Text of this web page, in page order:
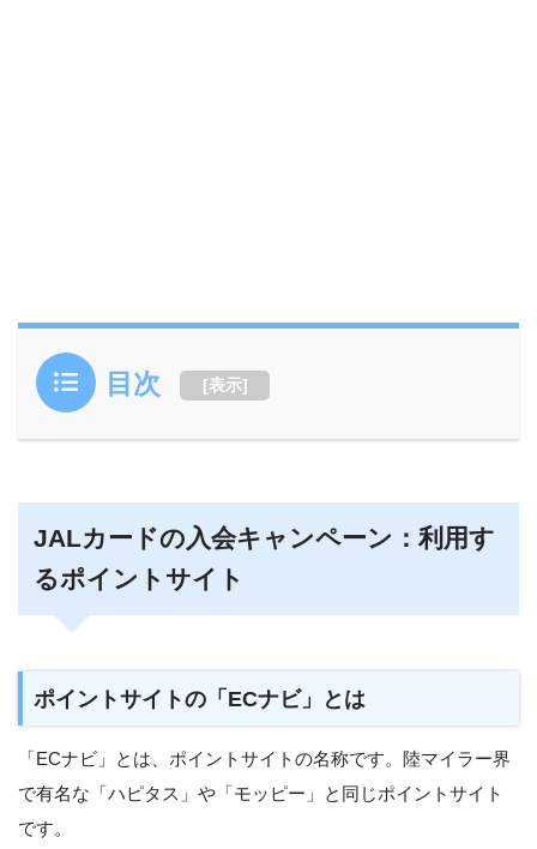
目次 [表示]
JALカードの入会キャンペーン：利用す
るポイントサイト
ポイントサイトの「ECナビ」とは
「ECナビ」とは、ポイントサイトの名称です。陸マイラー界
で有名な「ハピタス」や「モッピー」と同じポイントサイト
です。